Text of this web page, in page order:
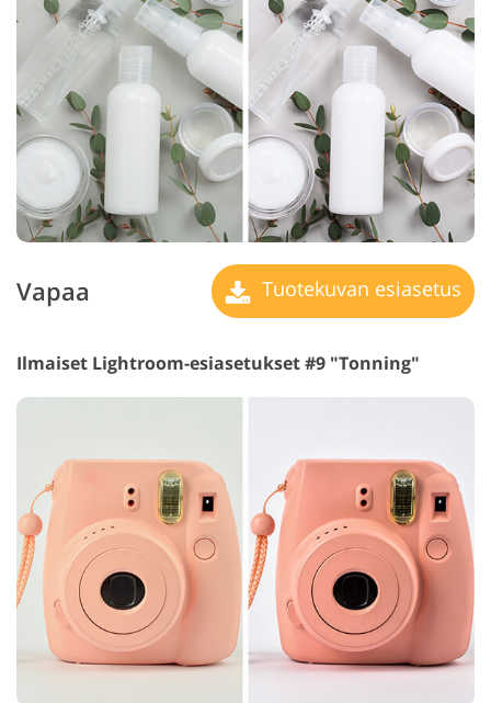
Vapaa Tuotekuvan esiasetus
Ilmaiset Lightroom-esiasetukset #9 "Tonning"